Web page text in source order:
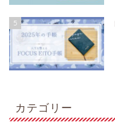
5
カテゴリー